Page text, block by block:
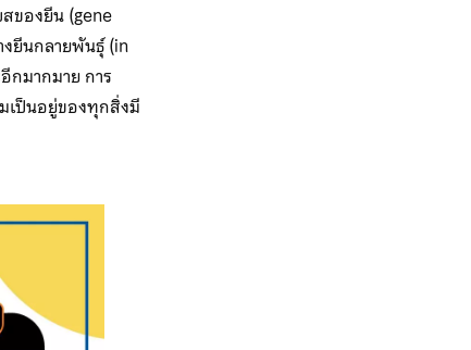
ของยีน (gene
ยีนกลายพันธุ์ (in
มากมาย การ
เป็นอยู่ของทุกสิ่งมี